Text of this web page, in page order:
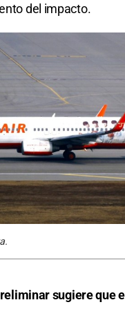
del impacto.
sugiere que